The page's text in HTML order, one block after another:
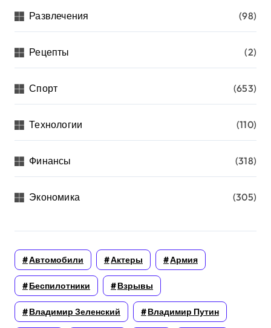
Развлечения (98)
Рецепты (2)
Спорт (653)
Технологии (110)
Финансы (318)
Экономика (305)
Автомобили Актеры Армия
Беспилотники Взрывы
Владимир Зеленский Владимир Путин